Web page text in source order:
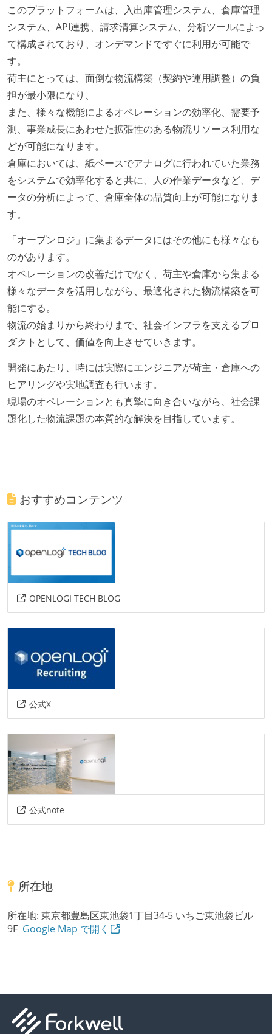
このプラットフォームは、入出庫管理システム、倉庫管理
システム、API連携、請求清算システム、分析ツールによっ
て構成されており、オンデマンドですぐに利用が可能で
す。
荷主にとっては、面倒な物流構築（契約や運用調整）の負
担が最小限になり、
また、様々な機能によるオペレーションの効率化、需要予
測、事業成長にあわせた拡張性のある物流リソース利用な
どが可能になります。
倉庫においては、紙ベースでアナログに行われていた業務
をシステムで効率化すると共に、人の作業データなど、デ
ータの分析によって、倉庫全体の品質向上が可能になりま
す。
「オープンロジ」に集まるデータにはその他にも様々なも
のがあります。
オペレーションの改善だけでなく、荷主や倉庫から集まる
様々なデータを活用しながら、最適化された物流構築を可
能にする。
物流の始まりから終わりまで、社会インフラを支えるプロ
ダクトとして、価値を向上させていきます。
開発にあたり、時には実際にエンジニアが荷主・倉庫への
ヒアリングや実地調査も行います。
現場のオペレーションとも真摯に向き合いながら、社会課
題化した物流課題の本質的な解決を目指しています。
おすすめコンテンツ
OPENLOGI TECH BLOG
公式X
公式note
所在地
所在地: 東京都豊島区東池袋1丁目34-5 いちご東池袋ビル
9F Google Map で開く